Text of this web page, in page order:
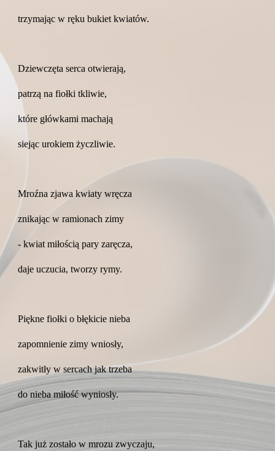
trzymając w ręku bukiet kwiatów.
Dziewczęta serca otwierają,
patrzą na fiołki tkliwie,
które główkami machają
siejąc urokiem życzliwie.
Mroźna zjawa kwiaty wręcza
znikając w ramionach zimy
- kwiat miłością pary zaręcza,
daje uczucia, tworzy rymy.
Piękne fiołki o błękicie nieba
zapomnienie zimy wniosły,
zakwitły w sercach jak trzeba
do nieba miłość wyniosły.
Tak już zostało w mrozu zwyczaju,